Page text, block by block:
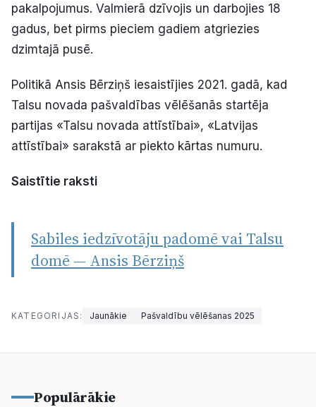
pakalpojumus. Valmierā dzīvojis un darbojies 18
gadus, bet pirms pieciem gadiem atgriezies
dzimtajā pusē.
Politikā Ansis Bērziņš iesaistījies 2021. gadā, kad
Talsu novada pašvaldības vēlēšanās startēja
partijas «Talsu novada attīstībai», «Latvijas
attīstībai» sarakstā ar piekto kārtas numuru.
Saistītie raksti
Sabiles iedzīvotāju padomē vai Talsu
domē — Ansis Bērziņš
KATEGORIJAS: Jaunākie Pašvaldību vēlēšanas 2025
Populārākie